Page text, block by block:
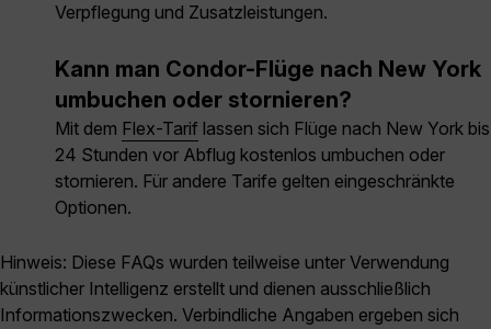
Verpflegung und Zusatzleistungen.
Kann man Condor-Flüge nach New York
umbuchen oder stornieren?
Mit dem Flex-Tarif lassen sich Flüge nach New York bis
24 Stunden vor Abflug kostenlos umbuchen oder
stornieren. Für andere Tarife gelten eingeschränkte
Optionen.
Hinweis: Diese FAQs wurden teilweise unter Verwendung
künstlicher Intelligenz erstellt und dienen ausschließlich
Informationszwecken. Verbindliche Angaben ergeben sich